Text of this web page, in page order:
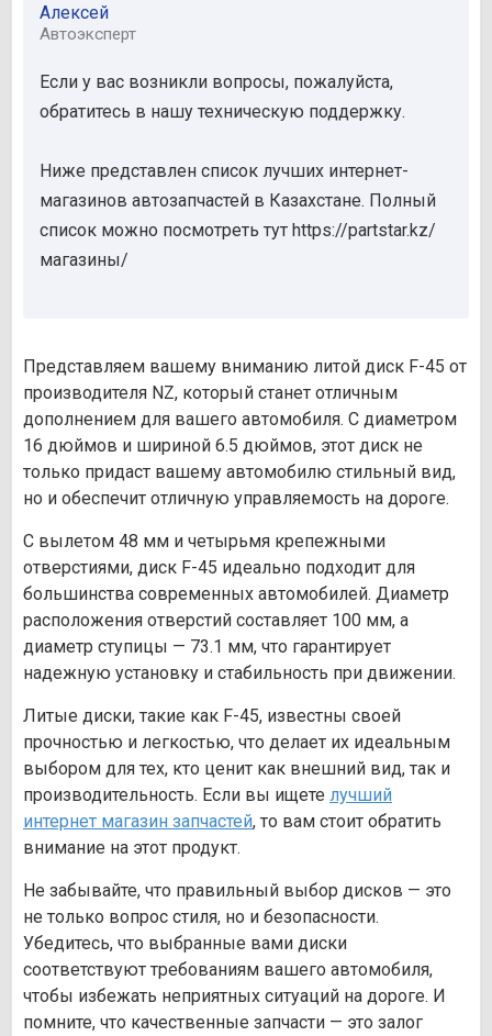
Алексей
Автоэксперт
Если у вас возникли вопросы, пожалуйста,
обратитесь в нашу техническую поддержку.
Ниже представлен список лучших интернет-
магазинов автозапчастей в Казахстане. Полный
список можно посмотреть тут https://partstar.kz/
магазины/
Представляем вашему вниманию литой диск F-45 от
производителя NZ, который станет отличным
дополнением для вашего автомобиля. С диаметром
16 дюймов и шириной 6.5 дюймов, этот диск не
только придаст вашему автомобилю стильный вид,
но и обеспечит отличную управляемость на дороге.
С вылетом 48 мм и четырьмя крепежными
отверстиями, диск F-45 идеально подходит для
большинства современных автомобилей. Диаметр
расположения отверстий составляет 100 мм, а
диаметр ступицы — 73.1 мм, что гарантирует
надежную установку и стабильность при движении.
Литые диски, такие как F-45, известны своей
прочностью и легкостью, что делает их идеальным
выбором для тех, кто ценит как внешний вид, так и
производительность. Если вы ищете лучший
интернет магазин запчастей, то вам стоит обратить
внимание на этот продукт.
Не забывайте, что правильный выбор дисков — это
не только вопрос стиля, но и безопасности.
Убедитесь, что выбранные вами диски
соответствуют требованиям вашего автомобиля,
чтобы избежать неприятных ситуаций на дороге. И
помните, что качественные запчасти — это залог